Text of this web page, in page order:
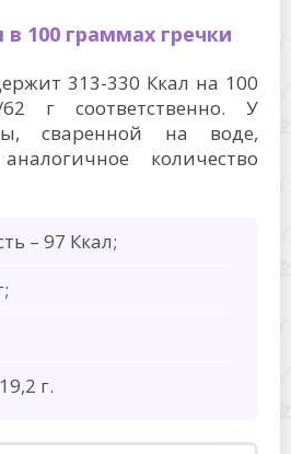
100 граммах гречки
313-330 Ккал на 100
г соответственно. У
сваренной на воде,
количество
– 97 Ккал;
г.